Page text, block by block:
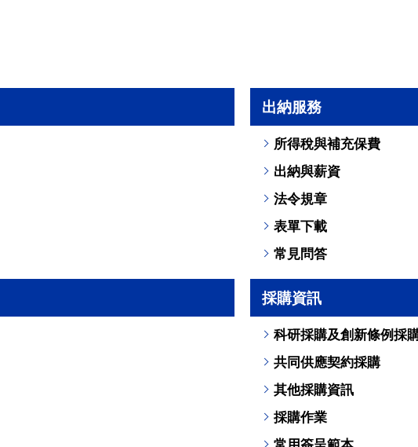
出納服務
所得稅與補充保費
出納與薪資
法令規章
表單下載
常見問答
採購資訊
科研採購及創新條例採
共同供應契約採購
其他採購資訊
採購作業